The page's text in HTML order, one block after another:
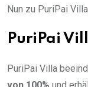
Nun zu PuriPai
PuriPai
PuriPai Villa